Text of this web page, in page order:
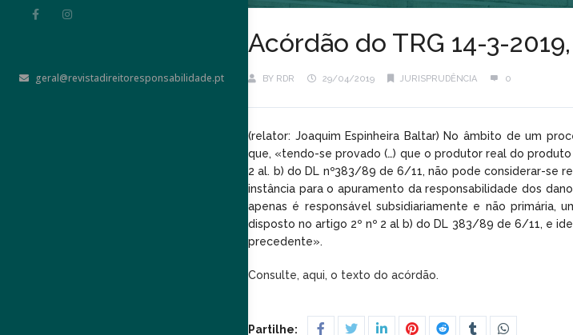
geral@revistadireitoresponsabilidade.pt
Acórdão do TRG 14-3-
BY RDR 29/04/2019 JURISPRUDÊNCIA 0
(relator: Joaquim Espinheira Baltar) No âmbito de um
que, «tendo-se provado (…) que o produtor real do
2 al. b) do DL nº383/89 de 6/11, não pode considerar-se
instância para o apuramento da responsabilidade dos
apenas é responsável subsidiariamente e não primária,
disposto no artigo 2º nº 2 al b) do DL 383/89 de 6/11, e
precedente».
Consulte, aqui, o texto do acórdão.
Partilhe: